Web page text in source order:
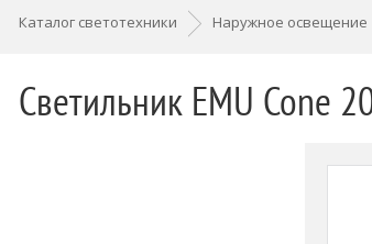
Каталог светотехники Наружное освещение
Светильник EMU Cone